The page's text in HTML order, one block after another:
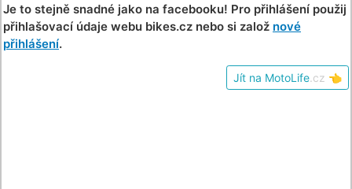
Je to stejně snadné jako na facebooku! Pro přihlášení použij
přihlašovací údaje webu bikes.cz nebo si založ nové
přihlášení.
Jít na MotoLife .cz 👈